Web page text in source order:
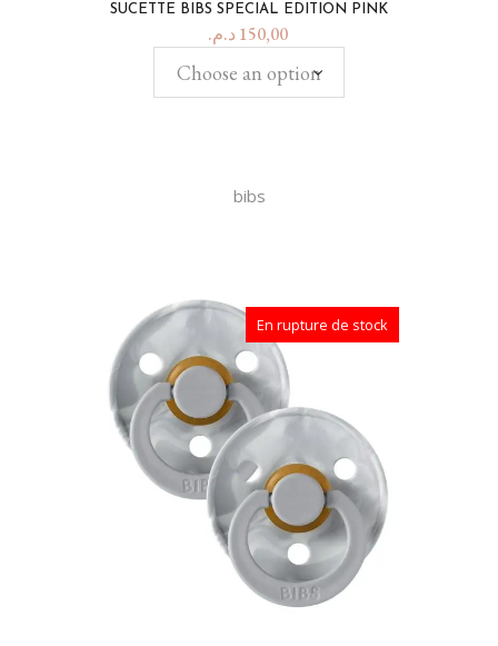
SUCETTE BIBS SPECIAL EDITION PINK
150,00 د.م.
Choose an option
bibs
En rupture de stock